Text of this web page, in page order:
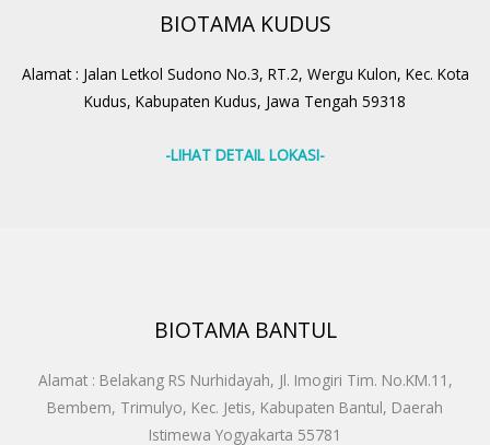
BIOTAMA KUDUS
Alamat : Jalan Letkol Sudono No.3, RT.2, Wergu Kulon, Kec. Kota
Kudus, Kabupaten Kudus, Jawa Tengah 59318
-LIHAT DETAIL LOKASI-
BIOTAMA BANTUL
Alamat : Belakang RS Nurhidayah, Jl. Imogiri Tim. No.KM.11,
Bembem, Trimulyo, Kec. Jetis, Kabupaten Bantul, Daerah
Istimewa Yogyakarta 55781